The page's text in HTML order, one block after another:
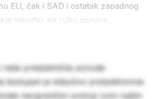
EU, čak i SAD i ostatak zapadnog
je također na rubu ponora.
naše pretplatničke ponude.
dostupan je isključivo pretplatnicima.
neograničen pristup svim našim